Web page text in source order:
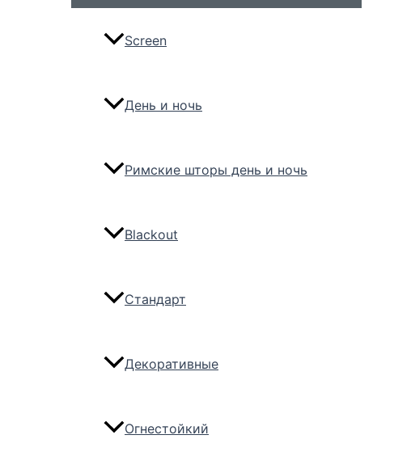
Screen
День и ночь
Римские шторы день и ночь
Blackout
Стандарт
Декоративные
Огнестойкий